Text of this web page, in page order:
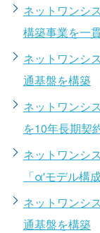
ネットワンシ
構築事業を一
ネットワンシ
通基盤を構築
ネットワンシ
を10年長期契
ネットワンシ
「α'モデル構
ネットワンシ
通基盤を構築